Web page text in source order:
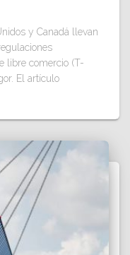
y Canadá llevan
libre comercio (T-
El artículo